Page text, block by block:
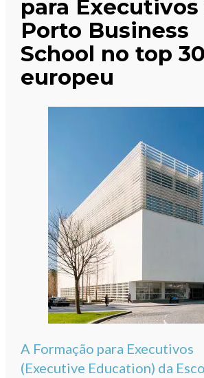
para Executivos
Porto Business
School no top 30
europeu
A Formação para Executivos
(Executive Education) da